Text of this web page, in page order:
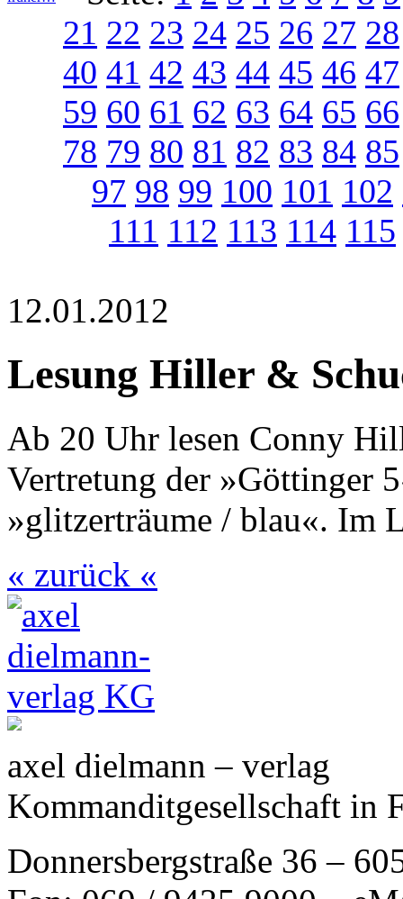
21 22 23 24 25 26 27 28
40 41 42 43 44 45 46 47
59 60 61 62 63 64 65 66
78 79 80 81 82 83 84 85
97 98 99 100 101 102
111 112 113 114 115
12.01.2012
Lesung Hiller &
Ab 20 Uhr lesen Conny
Vertretung der »Göttinger
»glitzerträume / blau«. Im
« zurück «
axel dielmann – verlag
Kommanditgesellschaft in
Donnersbergstraße 36 –